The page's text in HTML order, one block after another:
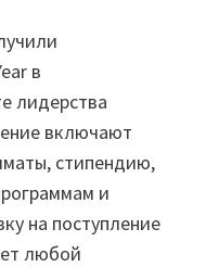
в
лидерства
включают
стипендию,
и
на поступление
любой